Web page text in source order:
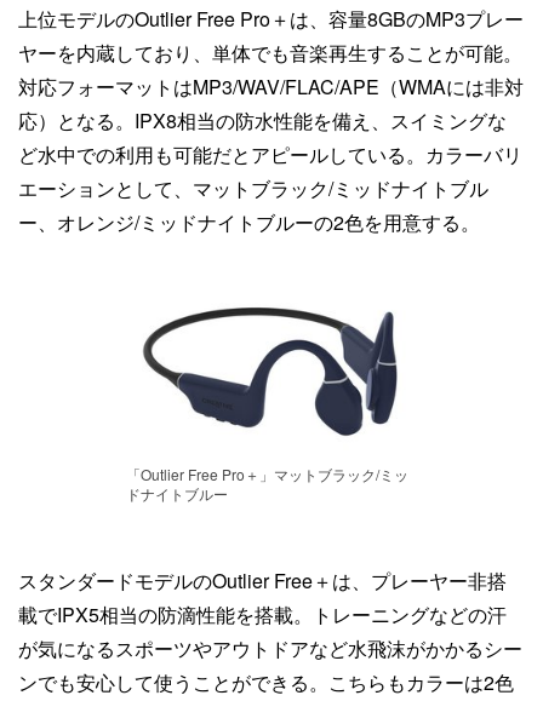
上位モデルのOutlier Free Pro＋は、容量8GBのMP3プレー
ヤーを内蔵しており、単体でも音楽再生することが可能。
対応フォーマットはMP3/WAV/FLAC/APE（WMAには非対
応）となる。IPX8相当の防水性能を備え、スイミングな
ど水中での利用も可能だとアピールしている。カラーバリ
エーションとして、マットブラック/ミッドナイトブル
ー、オレンジ/ミッドナイトブルーの2色を用意する。
「Outlier Free Pro＋」マットブラック/ミッ
ドナイトブルー
スタンダードモデルのOutlier Free＋は、プレーヤー非搭
載でIPX5相当の防滴性能を搭載。トレーニングなどの汗
が気になるスポーツやアウトドアなど水飛沫がかかるシー
ンでも安心して使うことができる。こちらもカラーは2色